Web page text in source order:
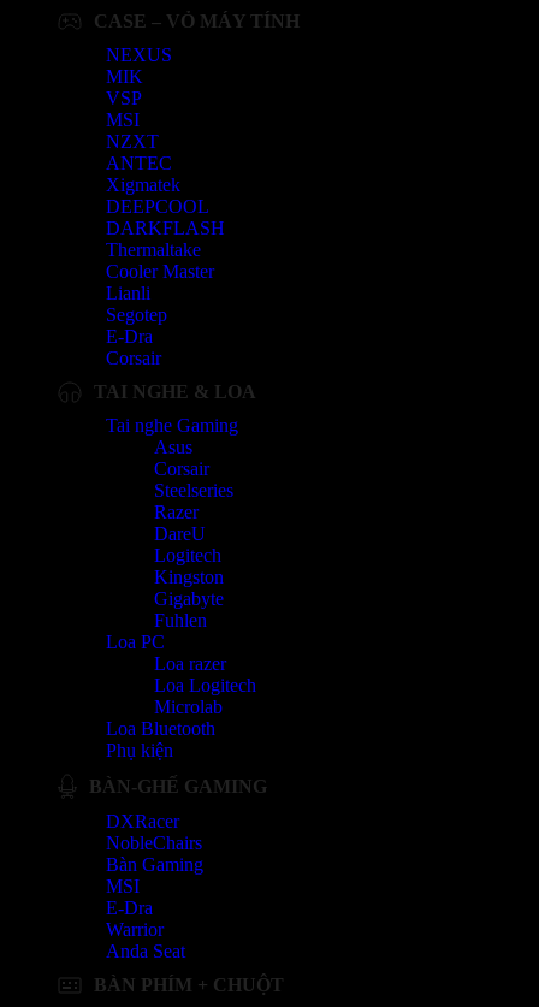
CASE – VỎ MÁY TÍNH
NEXUS
MIK
VSP
MSI
NZXT
ANTEC
Xigmatek
DEEPCOOL
DARKFLASH
Thermaltake
Cooler Master
Lianli
Segotep
E-Dra
Corsair
TAI NGHE & LOA
Tai nghe Gaming
Asus
Corsair
Steelseries
Razer
DareU
Logitech
Kingston
Gigabyte
Fuhlen
Loa PC
Loa razer
Loa Logitech
Microlab
Loa Bluetooth
Phụ kiện
BÀN-GHẾ GAMING
DXRacer
NobleChairs
Bàn Gaming
MSI
E-Dra
Warrior
Anda Seat
BÀN PHÍM + CHUỘT